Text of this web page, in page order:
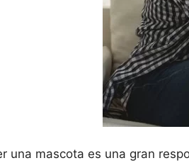
una mascota es una gran